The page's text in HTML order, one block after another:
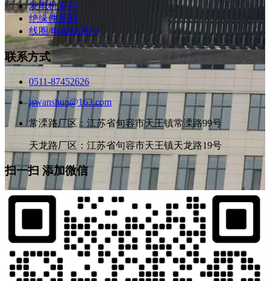
发电机系列
绝缘件系列
线圈/电磁线系列
联系方式
0511-87452626
jswanshun@163.com
常溧路厂区：江苏省句容市天王镇常溧路99号
天龙路厂区：江苏省句容市天王镇天龙路19号
扫一扫 添加微信